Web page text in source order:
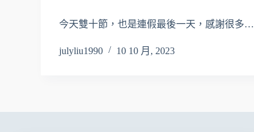
今天雙十節，也是連假最後一天，感謝很多…
julyliu1990 10 10 月, 2023